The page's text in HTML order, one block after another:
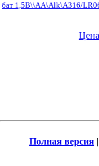
бат 1,5В\\AA\Alk\A316/
Полная версия |